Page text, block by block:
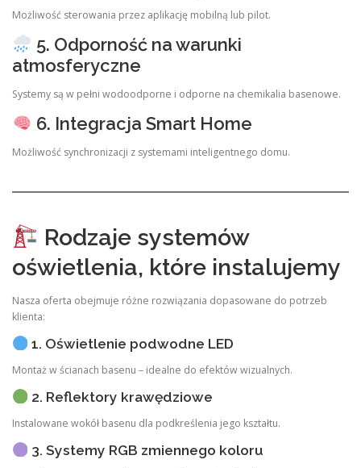
Możliwość sterowania przez aplikację mobilną lub pilot.
5. Odporność na warunki
atmosferyczne
Systemy są w pełni wodoodporne i odporne na chemikalia basenowe.
6. Integracja Smart Home
Możliwość synchronizacji z systemami inteligentnego domu.
Rodzaje systemów
oświetlenia, które instalujemy
Nasza oferta obejmuje różne rozwiązania dopasowane do potrzeb
klienta:
1. Oświetlenie podwodne LED
Montaż w ścianach basenu – idealne do efektów wizualnych.
2. Reflektory krawędziowe
Instalowane wokół basenu dla podkreślenia jego kształtu.
3. Systemy RGB zmiennego koloru